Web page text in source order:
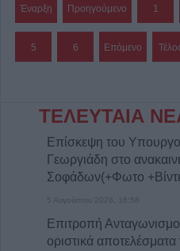
Έναρξη Προηγούμενο 1
5 6 Επόμενο
ΤΕΛΕΥΤΑΙΑ
Επίσκεψη του
Γεωργιάδη στο
Σοφάδων(+Φωτο
5 Αυγούστου 2026, 16:58
Επιτροπή
οριστικά